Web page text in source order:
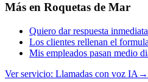
Más en Roquetas de Mar
Quiero dar respuesta
Los clientes rellenan el
Mis empleados pasan medio
Ver servicio: Llamadas con voz IA →